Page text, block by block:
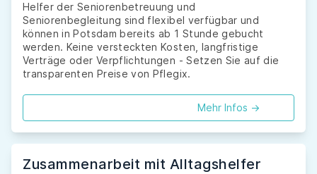
Helfer der Seniorenbetreuung und
Seniorenbegleitung sind flexibel verfügbar und
können in Potsdam bereits ab 1 Stunde gebucht
werden. Keine versteckten Kosten, langfristige
Verträge oder Verpflichtungen - Setzen Sie auf die
transparenten Preise von Pflegix.
Mehr Infos ->
Zusammenarbeit mit Alltagshelfer